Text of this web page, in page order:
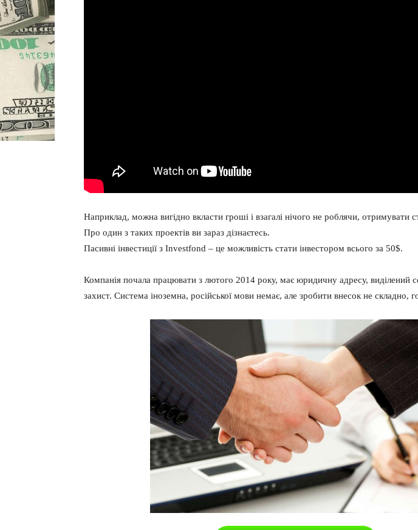
Наприклад, можна вигідно вкласти гроші і взагалі нічого не роблячи, отримувати
Про один з таких проектів ви зараз дізнаєтесь.
Пасивні інвестиції з Investfond – це можливість стати інвестором всього за 50$.
Компанія почала працювати з лютого 2014 року, має юридичну адресу, виділений
захист. Система іноземна, російської мови немає, але зробити внесок не складно,